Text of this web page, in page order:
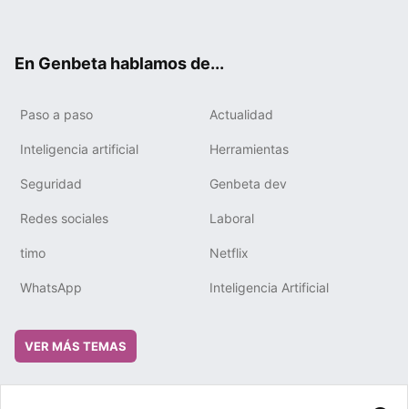
En Genbeta hablamos de...
Paso a paso Actualidad
Inteligencia artificial Herramientas
Seguridad Genbeta dev
Redes sociales Laboral
timo Netflix
WhatsApp Inteligencia Artificial
VER MÁS TEMAS